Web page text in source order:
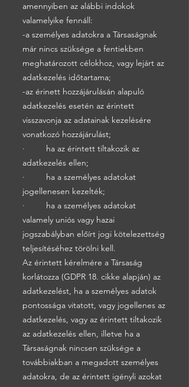
amennyiben az alábbi indokok
valamelyike fennáll:
-a személyes adatokra a Társaságnak
már nincs szüksége a fentiekben
meghatározott célokhoz, vagy lejárt az
adatkezelés időtartama;
-az érinett hozzájárulásán alapuló
adatkezelés esetén az érintett
visszavonja az adatainak kezelésére
vonatkozó hozzájárulást;
· ha az érintett tiltakozik az
adatkezelés ellen;
· ha a személyes adatokat
jogellenesen kezelték;
· ha a személyes adatokat
valamely uniós vagy hazai
jogszabályban előírt jogi kötelezettség
teljesítéséhez törölni kell.
Az érintett kérelmére a Társaság
korlátozza (GDPR 18. cikke alapján) az
adatkezelést, ha a személyes adatok
pontossága vitatott, vagy jogellenes az
adatkezelés, vagy az érintett tiltakozik
az adatkezelés ellen, illetve ha a
Társaságnak nincsen szüksége a
továbbiakban a megadott személyes
adatokra, de az érintett igényli azokat